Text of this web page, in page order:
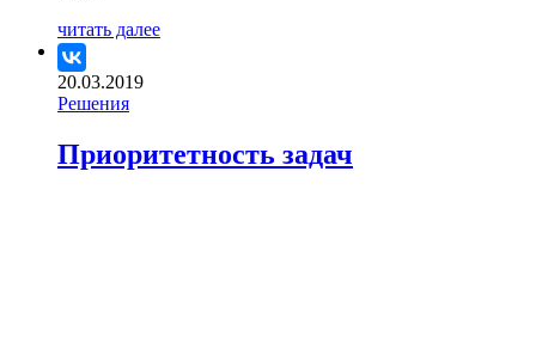
читать далее
20.03.2019
Решения
Приоритетность задач